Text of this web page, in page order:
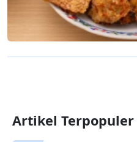
Artikel Terpopuler